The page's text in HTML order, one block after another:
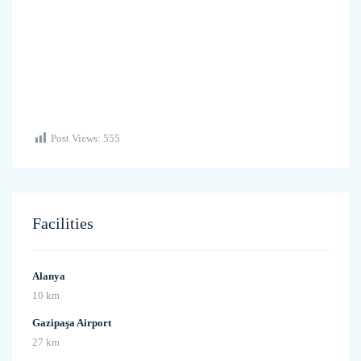
Post Views: 555
Facilities
Alanya
10 km
Gazipaşa Airport
27 km